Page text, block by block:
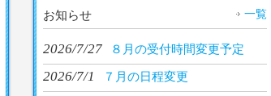
お知らせ 一覧
2026/7/27 ８月の受付時間変更予定
2026/7/1 ７月の日程変更